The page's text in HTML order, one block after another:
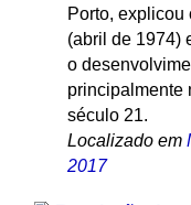
Porto,
(abril de 1974)
o
principalmente
século 21.
Localizado em
2017